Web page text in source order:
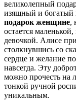
великолепный
изящный и богатый
подарок женщине,
остается
девочкой. Алисе
столкнувшись со
сердце и желание
навсегда. Эту
можно прочесть на
тонкой ручной
уникальным.